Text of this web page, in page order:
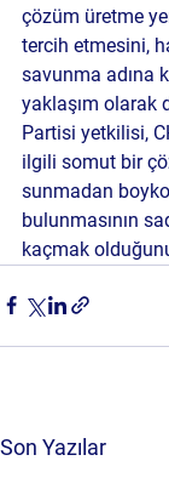
çözüm üretme
tercih etmesini,
savunma adına
yaklaşım olarak
Partisi yetkilisi,
ilgili somut bir
sunmadan
bulunmasının
kaçmak
Son Yazılar